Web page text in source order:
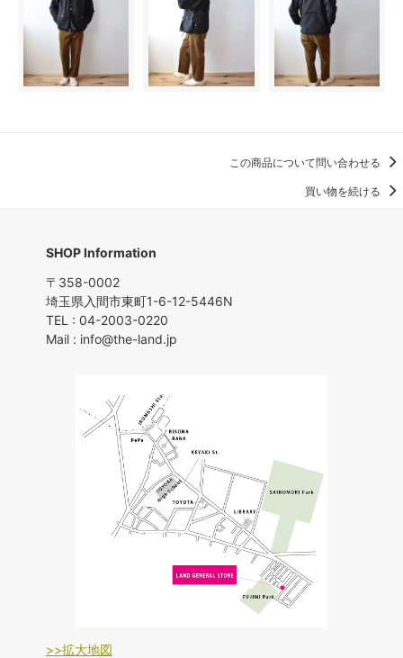
この商品について問い合わせる
買い物を続ける
SHOP Information
〒358-0002
埼玉県入間市東町1-6-12-5446N
TEL : 04-2003-0220
Mail : info@the-land.jp
>>拡大地図